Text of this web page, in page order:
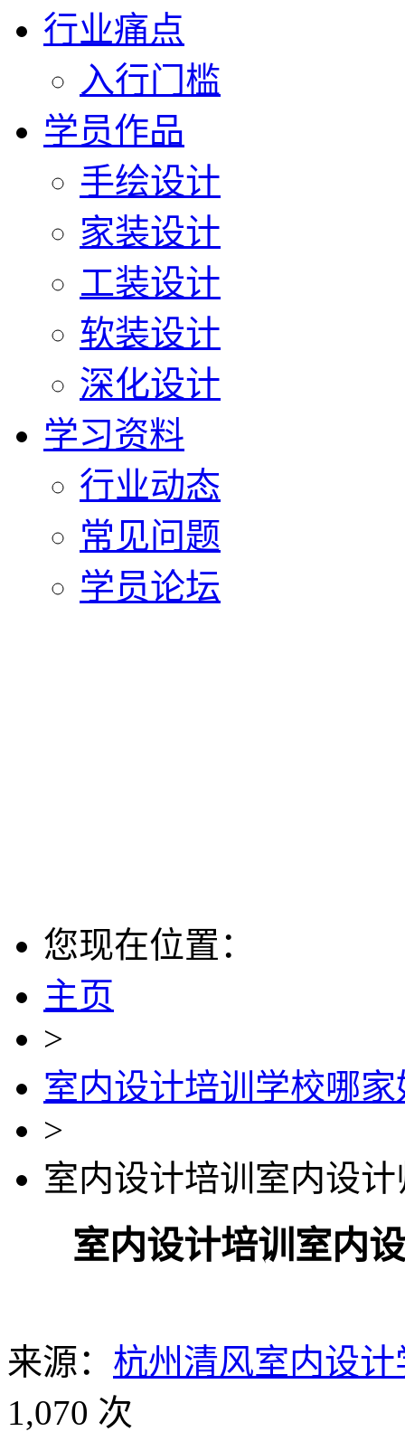
行业痛点
入行门槛
学员作品
手绘设计
家装设计
工装设计
软装设计
深化设计
学习资料
行业动态
常见问题
学员论坛
您现在位置：
主页
>
室内设计培训学校哪家
>
室内设计培训室内设
室内设计培训室内
来源： 杭州清风室内设计
1,070 次